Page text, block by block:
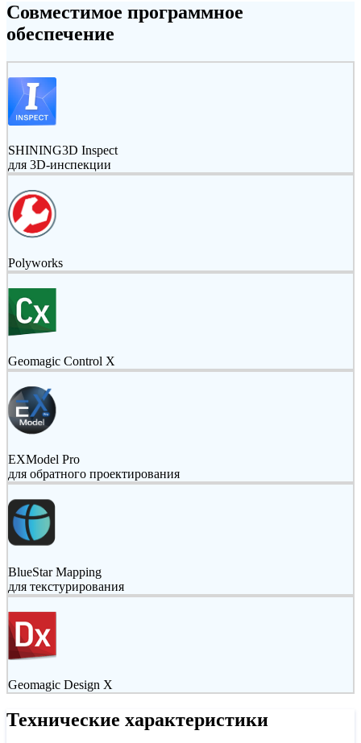
Совместимое программное
обеспечение
SHINING3D Inspect
для 3D-инспекции
Polyworks
Geomagic Control X
EXModel Pro
для обратного проектирования
BlueStar Mapping
для текстурирования
Geomagic Design X
Технические характеристики